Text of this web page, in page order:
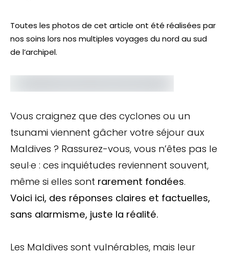
Toutes les photos de cet article ont été réalisées par
nos soins lors nos multiples voyages du nord au sud
de l’archipel.
Vous craignez que des cyclones ou un
tsunami viennent gâcher votre séjour aux
Maldives ? Rassurez-vous, vous n’êtes pas le
seul·e : ces inquiétudes reviennent souvent,
même si elles sont rarement fondées.
Voici ici, des réponses claires et factuelles,
sans alarmisme, juste la réalité.
Les Maldives sont vulnérables, mais leur